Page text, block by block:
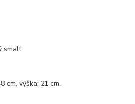
smalt.
cm, výška: 21 cm.